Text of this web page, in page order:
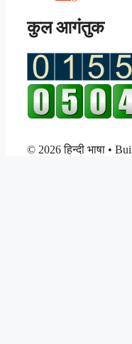
कुल आगंतुक
© 2026 हिन्दी भाषा •